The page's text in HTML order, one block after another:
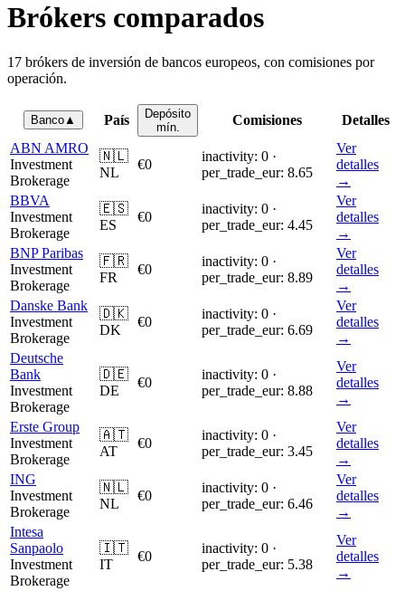
Brókers comparados
17 brókers de inversión de bancos europeos, con comisiones por
operación.
Banco▲ País
Depósito
mín.
Comisiones
Detalles
ABN AMRO
Investment
Brokerage
🇳🇱
NL
€0
inactivity: 0 ·
per_trade_eur: 8.65
Ver
detalles
→
BBVA
Investment
Brokerage
🇪🇸
ES
€0
inactivity: 0 ·
per_trade_eur: 4.45
Ver
detalles
→
BNP Paribas
Investment
Brokerage
🇫🇷
FR
€0
inactivity: 0 ·
per_trade_eur: 8.89
Ver
detalles
→
Danske Bank
Investment
Brokerage
🇩🇰
DK
€0
inactivity: 0 ·
per_trade_eur: 6.69
Ver
detalles
→
Deutsche
Bank
Investment
Brokerage
🇩🇪
DE
€0
inactivity: 0 ·
per_trade_eur: 8.88
Ver
detalles
→
Erste Group
Investment
Brokerage
🇦🇹
AT
€0
inactivity: 0 ·
per_trade_eur: 3.45
Ver
detalles
→
ING
Investment
Brokerage
🇳🇱
NL
€0
inactivity: 0 ·
per_trade_eur: 6.46
Ver
detalles
→
Intesa
Sanpaolo
Investment
Brokerage
🇮🇹
IT
€0
inactivity: 0 ·
per_trade_eur: 5.38
Ver
detalles
→